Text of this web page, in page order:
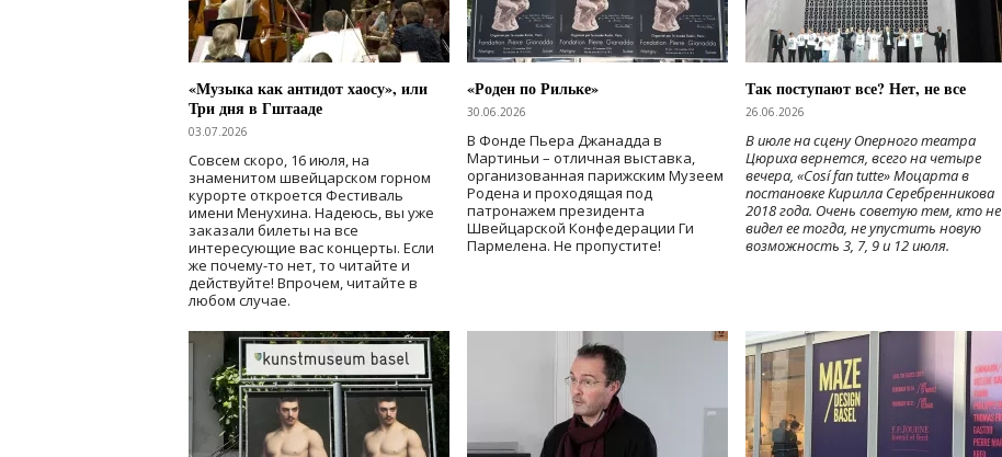
«Музыка как антидот хаосу», или
Три дня в Гштааде
03.07.2026
Совсем скоро, 16 июля, на
знаменитом швейцарском горном
курорте откроется Фестиваль
имени Менухина. Надеюсь, вы уже
заказали билеты на все
интересующие вас концерты. Если
же почему-то нет, то читайте и
действуйте! Впрочем, читайте в
любом случае.
«Роден по Рильке»
30.06.2026
В Фонде Пьера Джанадда в
Мартиньи – отличная выставка,
организованная парижским Музеем
Родена и проходящая под
патронажем президента
Швейцарской Конфедерации Ги
Пармелена. Не пропустите!
Так поступают все? Нет, не все
26.06.2026
В июле на сцену Оперного театра
Цюриха вернется, всего на четыре
вечера, «Cosí fan tutte» Моцарта в
постановке Кирилла Серебренникова
2018 года. Очень советую тем, кто не
видел ее тогда, не упустить новую
возможность 3, 7, 9 и 12 июля.